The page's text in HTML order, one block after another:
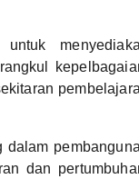
dalam
dan